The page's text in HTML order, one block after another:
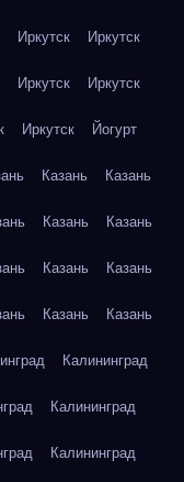
Иркутск Иркутск
Иркутск Иркутск
Иркутск Йогурт
Казань Казань
Казань Казань
Казань Казань
Казань Казань
Калининград
Калининград
Калининград